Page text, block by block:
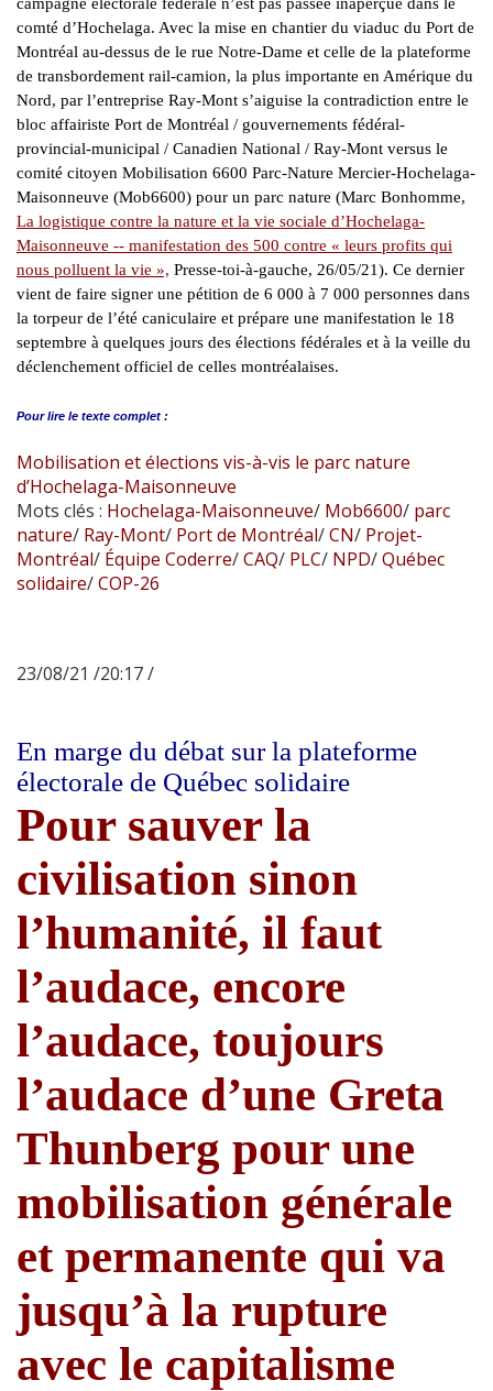
comté d’Hochelaga. Avec la mise en chantier du viaduc du Port de
Montréal au-dessus de le rue Notre-Dame et celle de la plateforme
de transbordement rail-camion, la plus importante en Amérique du
Nord, par l’entreprise Ray-Mont s’aiguise la contradiction entre le
bloc affairiste Port de Montréal / gouvernements fédéral-
provincial-municipal / Canadien National / Ray-Mont versus le
comité citoyen Mobilisation 6600 Parc-Nature Mercier-Hochelaga-
Maisonneuve (Mob6600) pour un parc nature (Marc Bonhomme,
La logistique contre la nature et la vie sociale d’Hochelaga-
Maisonneuve -- manifestation des 500 contre « leurs profits qui
nous polluent la vie », Presse-toi-à-gauche, 26/05/21). Ce dernier
vient de faire signer une pétition de 6 000 à 7 000 personnes dans
la torpeur de l’été caniculaire et prépare une manifestation le 18
septembre à quelques jours des élections fédérales et à la veille du
déclenchement officiel de celles montréalaises.
Pour lire le texte complet :
Mobilisation et élections vis-à-vis le parc nature
d’Hochelaga-Maisonneuve
Mots clés : Hochelaga-Maisonneuve/ Mob6600/ parc
nature/ Ray-Mont/ Port de Montréal/CN/ Projet-
Montréal/ Équipe Coderre/CAQ/ PLC/ NPD/Québec
solidaire/COP-26
23/08/21 /20:17 /
En marge du débat sur la plateforme
électorale de Québec solidaire
Pour sauver la
civilisation sinon
l’humanité, il faut
l’audace, encore
l’audace, toujours
l’audace d’une Greta
Thunberg pour une
mobilisation générale
et permanente qui va
jusqu’à la rupture
avec le capitalisme